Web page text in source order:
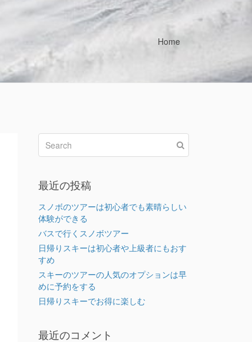
Home
最近の投稿
スノボのツアーは初心者でも素晴らしい
体験ができる
バスで行くスノボツアー
日帰りスキーは初心者や上級者にもおす
すめ
スキーのツアーの人気のオプションは早
めに予約をする
日帰りスキーでお得に楽しむ
最近のコメント